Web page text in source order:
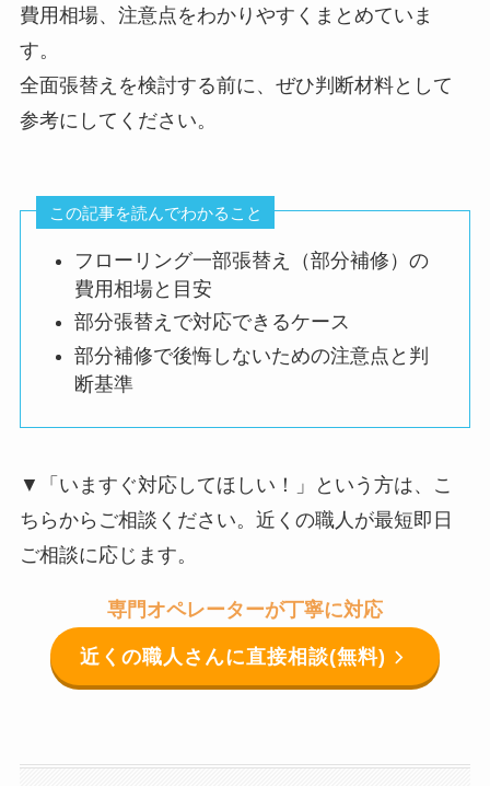
費用相場、注意点をわかりやすくまとめていま
す。
全面張替えを検討する前に、ぜひ判断材料として
参考にしてください。
この記事を読んでわかること
フローリング一部張替え（部分補修）の
費用相場と目安
部分張替えで対応できるケース
部分補修で後悔しないための注意点と判
断基準
▼「いますぐ対応してほしい！」という方は、こ
ちらからご相談ください。近くの職人が最短即日
ご相談に応じます。
専門オペレーターが丁寧に対応
近くの職人さんに直接相談(無料)